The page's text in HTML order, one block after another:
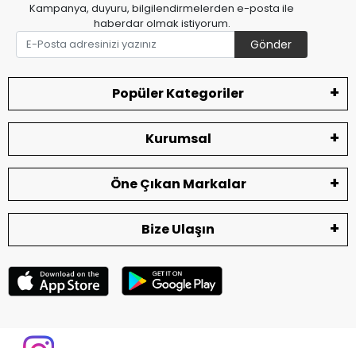
Kampanya, duyuru, bilgilendirmelerden e-posta ile
haberdar olmak istiyorum.
Gönder
Popüler Kategoriler
Kurumsal
Öne Çıkan Markalar
Bize Ulaşın